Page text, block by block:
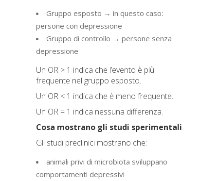
Gruppo esposto → in questo caso:
persone con depressione
Gruppo di controllo → persone senza
depressione
Un OR > 1 indica che l’evento è più
frequente nel gruppo esposto.
Un OR < 1 indica che è meno frequente.
Un OR = 1 indica nessuna differenza.
Cosa mostrano gli studi sperimentali
Gli studi preclinici mostrano che:
animali privi di microbiota sviluppano
comportamenti depressivi